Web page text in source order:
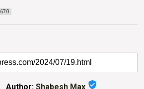
670
Author:Shabesh Max verified_user